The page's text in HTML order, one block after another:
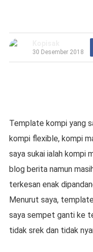
30 Desember 2018
Template kompi yang
kompi flexible, kompi
saya sukai ialah kompi
blog berita namun
terkesan enak
Menurut saya,
saya sempet ganti ke
tidak srek dan tidak